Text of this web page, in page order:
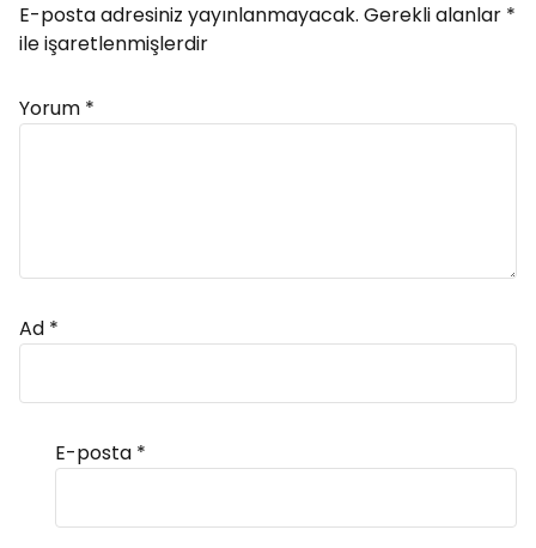
E-posta adresiniz yayınlanmayacak. Gerekli alanlar *
ile işaretlenmişlerdir
Yorum *
Ad *
E-posta *
Alternative: